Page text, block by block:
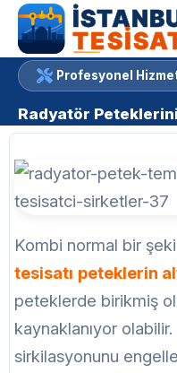
Profesyonel
Radyatör
Kombi normal bir
tesisatı peteklerin
peteklerde birikmiş
kaynaklanıyor
sirkilasyonunu